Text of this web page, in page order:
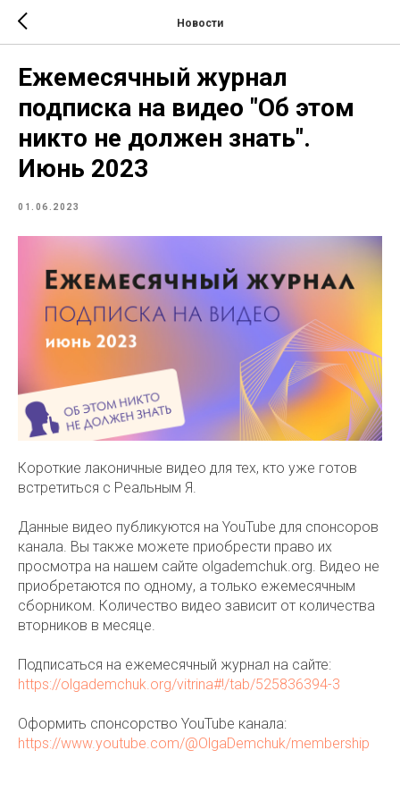
Новости
Ежемесячный журнал
подписка на видео "Об этом
никто не должен знать".
Июнь 2023
01.06.2023
Короткие лаконичные видео для тех, кто уже готов
встретиться с Реальным Я.
Данные видео публикуются на YouTube для спонсоров
канала. Вы также можете приобрести право их
просмотра на нашем сайте olgademchuk.org. Видео не
приобретаются по одному, а только ежемесячным
сборником. Количество видео зависит от количества
вторников в месяце.
Подписаться на ежемесячный журнал на сайте:
https://olgademchuk.org/vitrina#!/tab/525836394-3
Оформить спонсорство YouTube канала:
https://www.youtube.com/@OlgaDemchuk/membership